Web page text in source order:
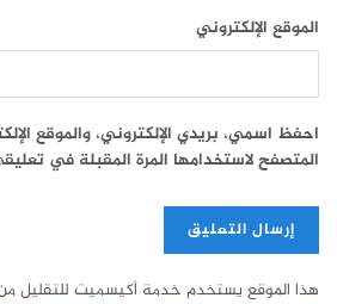
الموقع الإلكتروني
احفظ اسمي، بريدي الإلكتروني، والموقع
المتصفح لاستخدامها المرة المقبلة في
هذا الموقع يستخدم خدمة أكيسميت للتقليل من